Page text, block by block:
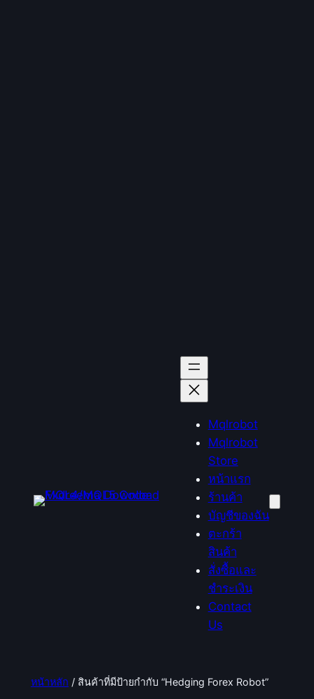
Mqlrobot
Mqlrobot
Store
หน้าแรก
ร้านค้า
บัญชีของฉัน
ตะกร้า
สินค้า
สั่งซื้อและ
ชำระเงิน
Contact
Us
หน้าหลัก / สินค้าที่มีป้ายกำกับ “Hedging Forex Robot”